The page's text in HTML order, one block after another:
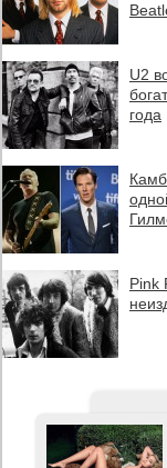
U2
года
Pink